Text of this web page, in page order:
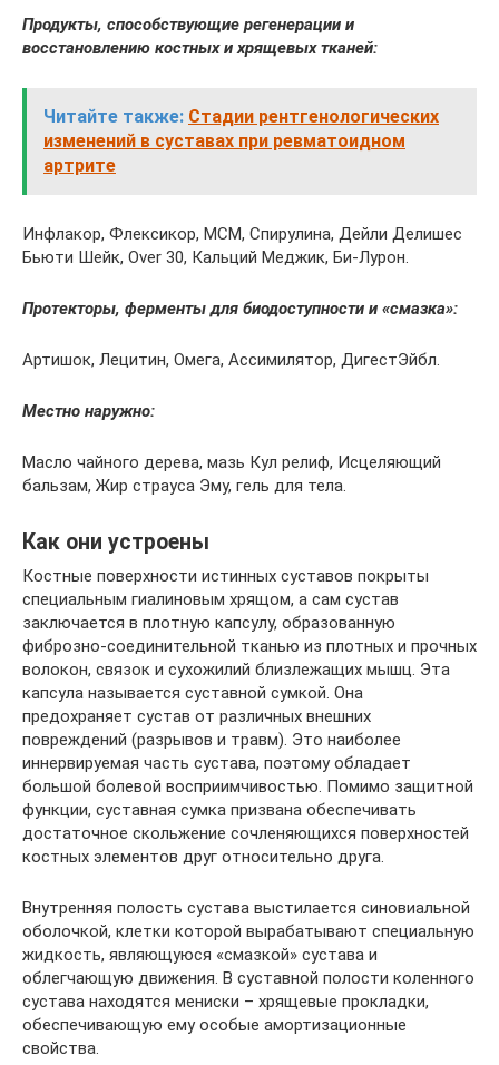
Продукты, способствующие регенерации и
восстановлению костных и хрящевых тканей:
Читайте также: Стадии рентгенологических
изменений в суставах при ревматоидном
артрите
Инфлакор, Флексикор, МСМ, Спирулина, Дейли Делишес
Бьюти Шейк, Over 30, Кальций Меджик, Би-Лурон.
Протекторы, ферменты для биодоступности и «смазка»:
Артишок, Лецитин, Омега, Ассимилятор, ДигестЭйбл.
Местно наружно:
Масло чайного дерева, мазь Кул релиф, Исцеляющий
бальзам, Жир страуса Эму, гель для тела.
Как они устроены
Костные поверхности истинных суставов покрыты
специальным гиалиновым хрящом, а сам сустав
заключается в плотную капсулу, образованную
фиброзно-соединительной тканью из плотных и прочных
волокон, связок и сухожилий близлежащих мышц. Эта
капсула называется суставной сумкой. Она
предохраняет сустав от различных внешних
повреждений (разрывов и травм). Это наиболее
иннервируемая часть сустава, поэтому обладает
большой болевой восприимчивостью. Помимо защитной
функции, суставная сумка призвана обеспечивать
достаточное скольжение сочленяющихся поверхностей
костных элементов друг относительно друга.
Внутренняя полость сустава выстилается синовиальной
оболочкой, клетки которой вырабатывают специальную
жидкость, являющуюся «смазкой» сустава и
облегчающую движения. В суставной полости коленного
сустава находятся мениски – хрящевые прокладки,
обеспечивающую ему особые амортизационные
свойства.